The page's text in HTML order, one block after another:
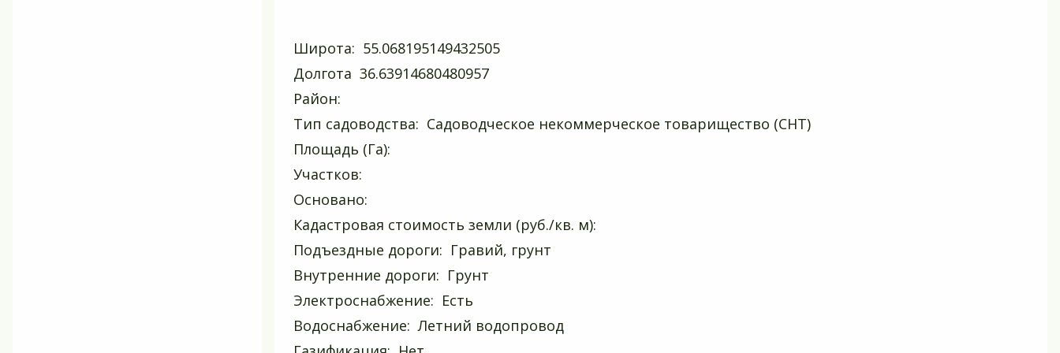
Широта: 55.068195149432505
Долгота 36.63914680480957
Район:
Тип садоводства: Садоводческое некоммерческое товарищество (СНТ)
Площадь (Га):
Участков:
Основано:
Кадастровая стоимость земли (руб./кв. м):
Подъездные дороги: Гравий, грунт
Внутренние дороги: Грунт
Электроснабжение: Есть
Водоснабжение: Летний водопровод